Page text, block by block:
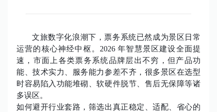
文旅数字化浪潮下，票务系统已然成为景区日常
运营的核心神经中枢。 2026 年智慧景区建设全面提
速，市面上各类票务系统品牌层出不穷，但产品功
能、技术实力、服务能力参差不齐，很多景区在选型
时容易陷入功能堆砌、软硬件脱节、售后无保障等诸
多误区。
如何避开行业套路，筛选出真正稳定、适配、省心的